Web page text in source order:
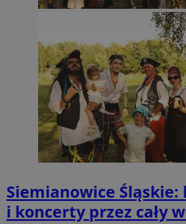
Siemianowice
i koncerty przez cały